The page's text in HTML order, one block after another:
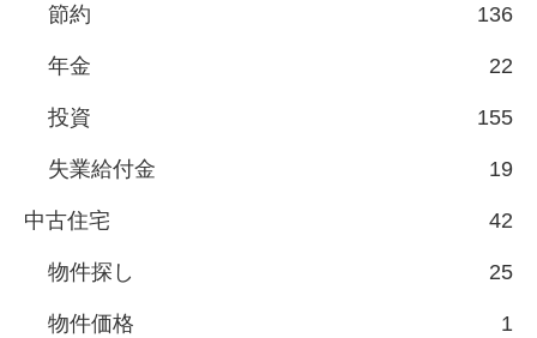
節約 136
年金 22
投資 155
失業給付金 19
中古住宅 42
物件探し 25
物件価格 1